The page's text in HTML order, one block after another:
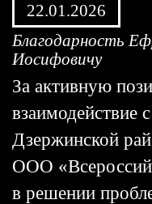
22.01.2026
Благодарность
Иосифовичу
За активную
взаимодействие
Дзержинской
ООО
в решении